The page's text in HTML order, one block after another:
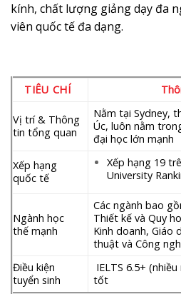
kính, chất lượng giảng dạy đa
viên quốc tế đa dạng.
TIÊU CHÍ
Vị trí & Thông
tin tổng quan
Nằm tại Sydney,
Úc, luôn nằm
đại học lớn mạnh
Xếp hạng
quốc tế
Xếp hạng 19
University
Ngành học
thế mạnh
Các ngành bao
Thiết kế và Quy
Kinh doanh, Giáo
thuật và Công
Điều kiện
tuyển sinh
IELTS 6.5+
tốt